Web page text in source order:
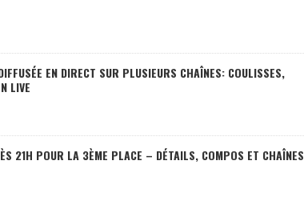
EN DIRECT SUR PLUSIEURS CHAÎNES: COULISSES,
LIVE
21H POUR LA 3ÈME PLACE – DÉTAILS, COMPOS ET CHAÎNES